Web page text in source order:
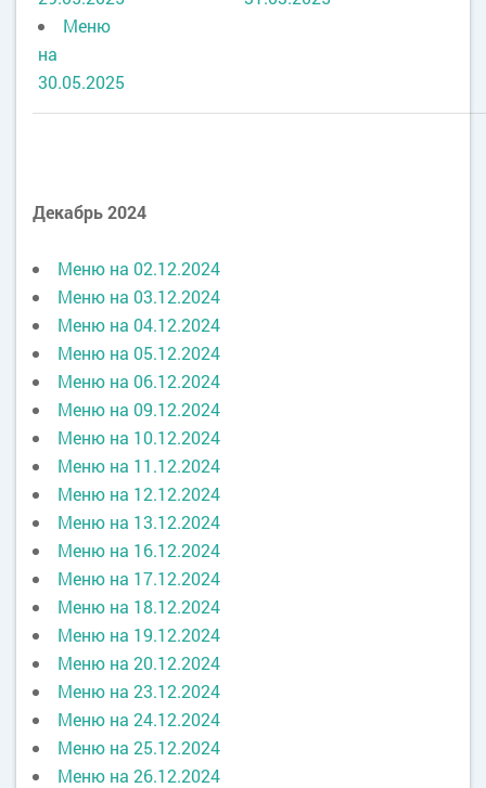
Меню
на
30.05.2025
Декабрь 2024
Меню на 02.12.2024
Меню на 03.12.2024
Меню на 04.12.2024
Меню на 05.12.2024
Меню на 06.12.2024
Меню на 09.12.2024
Меню на 10.12.2024
Меню на 11.12.2024
Меню на 12.12.2024
Меню на 13.12.2024
Меню на 16.12.2024
Меню на 17.12.2024
Меню на 18.12.2024
Меню на 19.12.2024
Меню на 20.12.2024
Меню на 23.12.2024
Меню на 24.12.2024
Меню на 25.12.2024
Меню на 26.12.2024